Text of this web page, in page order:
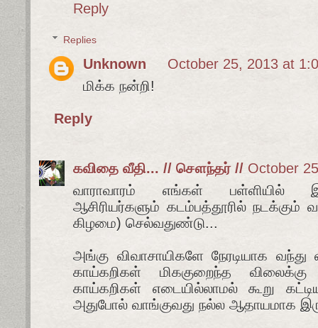
Reply
Replies
Unknown
October 25, 2013 at
மிக்க நன்றி!
Reply
கவிதை வீதி... // சௌந்தர் // October
வாராவாரம் எங்கள் பள்ளியில்
ஆசிரியர்களும் கடம்பத்தூரில் நடக்கும்
கிழமை) செல்வதுண்டு...
அங்கு விவாசாயிகளே நேரடியாக
காய்கறிகள் மிககுறைந்த விலைக்கு
காய்கறிகள் எடையில்லாமல் கூறு
அதுபோல் வாங்குவது நல்ல ஆதாயமாக